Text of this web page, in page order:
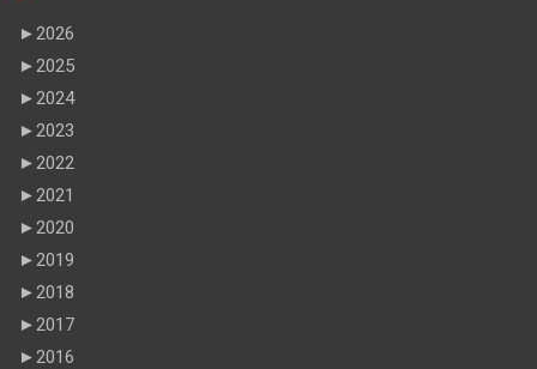
►2026
►2025
►2024
►2023
►2022
►2021
►2020
►2019
►2018
►2017
►2016